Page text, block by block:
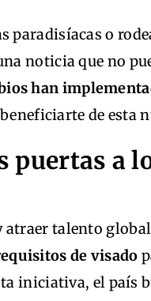
paradisíacas o
noticia que no
han
de esta
puertas a
atraer talento
de visado
iniciativa, el país